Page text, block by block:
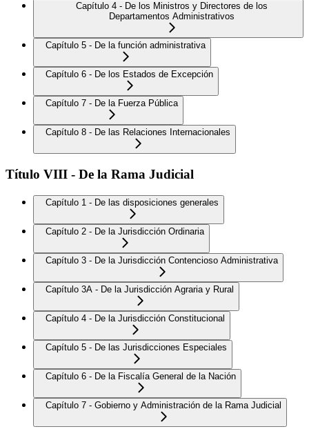
Capítulo 4 - De los Ministros y Directores de los
Departamentos Administrativos
Capítulo 5 - De la función administrativa
Capítulo 6 - De los Estados de Excepción
Capítulo 7 - De la Fuerza Pública
Capítulo 8 - De las Relaciones Internacionales
Título VIII - De la Rama Judicial
Capítulo 1 - De las disposiciones generales
Capítulo 2 - De la Jurisdicción Ordinaria
Capítulo 3 - De la Jurisdicción Contencioso Administrativa
Capítulo 3A - De la Jurisdicción Agraria y Rural
Capítulo 4 - De la Jurisdicción Constitucional
Capítulo 5 - De las Jurisdicciones Especiales
Capítulo 6 - De la Fiscalía General de la Nación
Capítulo 7 - Gobierno y Administración de la Rama Judicial